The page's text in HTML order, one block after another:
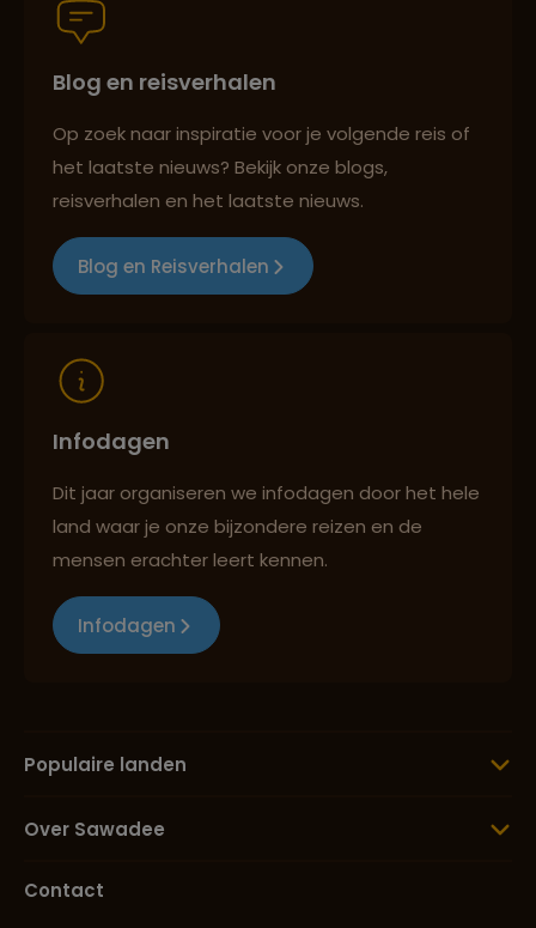
Best beoordeelde reisroutes
Reizen met oog voor mens, cultuur en milieu
Blog en reisverhalen
Op zoek naar inspiratie voor je volgende reis of
het laatste nieuws? Bekijk onze blogs,
reisverhalen en het laatste nieuws.
Blog en Reisverhalen
Infodagen
Dit jaar organiseren we infodagen door het hele
land waar je onze bijzondere reizen en de
mensen erachter leert kennen.
Infodagen
Populaire landen
Over Sawadee
Contact